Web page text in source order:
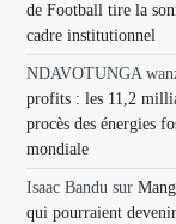
de Football tire la
cadre institutionnel
NDAVOTUNGA
profits : les 11,2
procès des énergies
mondiale
Isaac Bandu sur
qui pourraient